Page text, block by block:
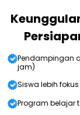
Pendampingan
jam)
Siswa lebih
Program belajar